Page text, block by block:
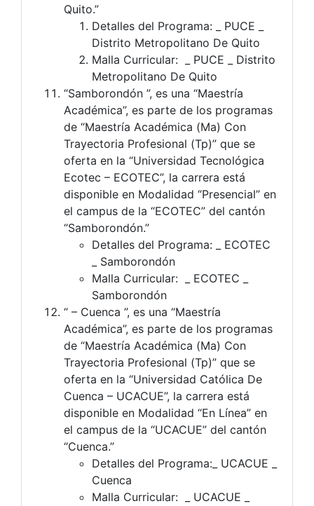
Quito.”
Detalles del Programa: _ PUCE _
Distrito Metropolitano De Quito
Malla Curricular: _ PUCE _ Distrito
Metropolitano De Quito
“Samborondón ”, es una “Maestría
Académica”, es parte de los programas
de “Maestría Académica (Ma) Con
Trayectoria Profesional (Tp)” que se
oferta en la “Universidad Tecnológica
Ecotec – ECOTEC”, la carrera está
disponible en Modalidad “Presencial” en
el campus de la “ECOTEC” del cantón
“Samborondón.”
Detalles del Programa: _ ECOTEC
_ Samborondón
Malla Curricular: _ ECOTEC _
Samborondón
“ – Cuenca ”, es una “Maestría
Académica”, es parte de los programas
de “Maestría Académica (Ma) Con
Trayectoria Profesional (Tp)” que se
oferta en la “Universidad Católica De
Cuenca – UCACUE”, la carrera está
disponible en Modalidad “En Línea” en
el campus de la “UCACUE” del cantón
“Cuenca.”
Detalles del Programa:_ UCACUE _
Cuenca
Malla Curricular: _ UCACUE _